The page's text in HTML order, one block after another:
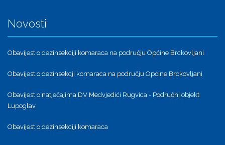
Novosti
Obavijest o dezinsekciji komaraca na području Općine Brckovljani
Obavijest o dezinsekcji komaraca na području Općine Brckovljani
Obavijest o natječajima DV Medvjedići Rugvica - Područni objekt
Lupoglav
Obavijest o dezinsekciji komaraca